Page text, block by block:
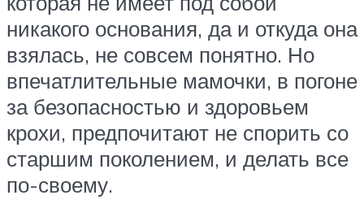
никакого основания, да и откуда она
взялась, не совсем понятно. Но
впечатлительные мамочки, в погоне
за безопасностью и здоровьем
крохи, предпочитают не спорить со
старшим поколением, и делать все
по-своему.